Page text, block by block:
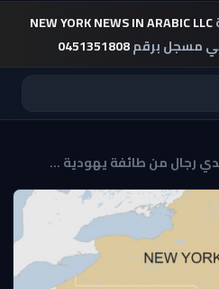
NEW YORK NEWS IN ARABIC LLC
مسجل برقم0451351808
رجال من طائفة يهودية ...